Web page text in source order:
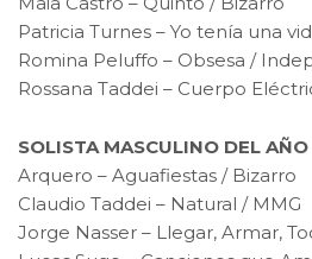
Patricia Turnes – Yo tenía una
Romina Peluffo – Obsesa /
Rossana Taddei – Cuerpo
SOLISTA MASCULINO DEL AÑO
Arquero – Aguafiestas / Bizarro
Claudio Taddei – Natural / MMG
Jorge Nasser – Llegar, Armar,